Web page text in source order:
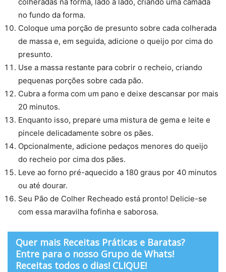
no fundo da forma.
Coloque uma porção de presunto sobre cada colherada
de massa e, em seguida, adicione o queijo por cima do
presunto.
Use a massa restante para cobrir o recheio, criando
pequenas porções sobre cada pão.
Cubra a forma com um pano e deixe descansar por mais
20 minutos.
Enquanto isso, prepare uma mistura de gema e leite e
pincele delicadamente sobre os pães.
Opcionalmente, adicione pedaços menores do queijo
do recheio por cima dos pães.
Leve ao forno pré-aquecido a 180 graus por 40 minutos
ou até dourar.
Seu Pão de Colher Recheado está pronto! Delicie-se
com essa maravilha fofinha e saborosa.
Quer mais Receitas Práticas e Baratas?
Entre para o nosso Grupo de Whats!
Receitas todos o dias! CLIQUE!